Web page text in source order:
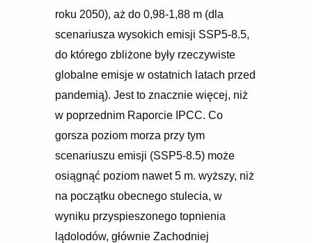
roku 2050), aż do 0,98-1,88 m (dla
scenariusza wysokich emisji SSP5-8.5,
do którego zbliżone były rzeczywiste
globalne emisje w ostatnich latach przed
pandemią). Jest to znacznie więcej, niż
w poprzednim Raporcie IPCC. Co
gorsza poziom morza przy tym
scenariuszu emisji (SSP5-8.5) może
osiągnąć poziom nawet 5 m. wyższy, niż
na początku obecnego stulecia, w
wyniku przyspieszonego topnienia
lądolodów, głównie Zachodniej